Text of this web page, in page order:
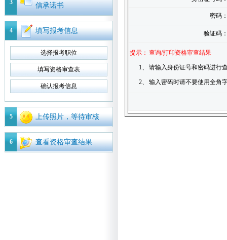
3
信承诺书
4 填写报考信息
选择报考职位
填写资格审查表
确认报考信息
5 上传照片，等待审核
6 查看资格审查结果
密码
验证码
提示： 查询/打印资格审查结果
1、 请输入身份证号和密码进行
2、 输入密码时请不要使用全角